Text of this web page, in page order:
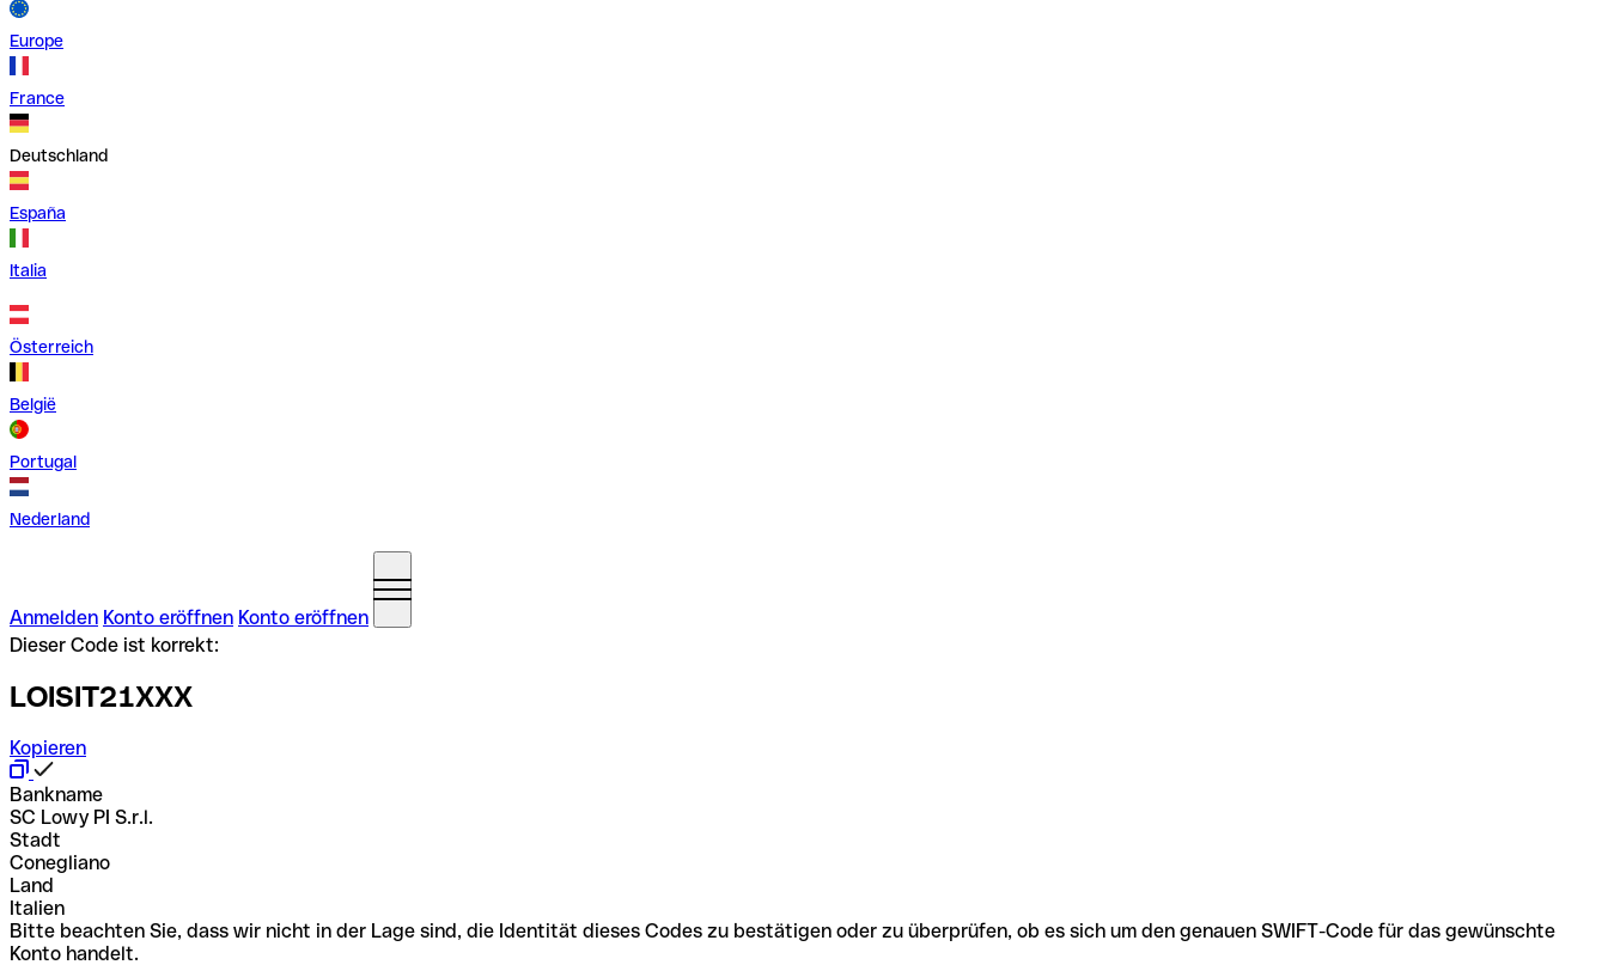
Europe
France
Deutschland
España
Italia
Österreich
België
Portugal
Nederland
Anmelden Konto eröffnen Konto eröffnen
Dieser Code ist korrekt:
LOISIT21XXX
Kopieren
Bankname
SC Lowy PI S.r.l.
Stadt
Conegliano
Land
Italien
Bitte beachten Sie, dass wir nicht in der Lage sind, die Identität dieses Codes zu bestätigen oder zu überprüfen, ob es sich um den genauen SWIFT-Code für das gewünschte
Konto handelt.